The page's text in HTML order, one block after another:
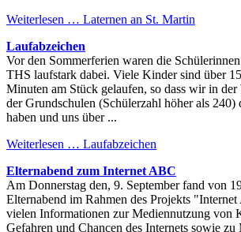
Weiterlesen … Laternen an St. Martin
Laufabzeichen
Vor den Sommerferien waren die
THS laufstark dabei. Viele Kinder sind über
Minuten am Stück gelaufen, so dass wir in der
der Grundschulen (Schülerzahl höher als 240)
haben und uns über ...
Weiterlesen … Laufabzeichen
Elternabend zum Internet ABC
Am Donnerstag den, 9. September fand von
Elternabend im Rahmen des Projekts
vielen Informationen zur Mediennutzung von
Gefahren und Chancen des Internets sowie